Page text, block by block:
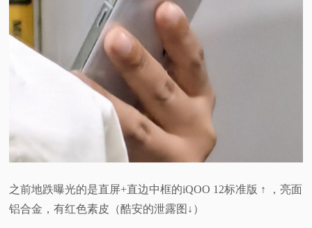
之前地跌曝光的是直屏+直边中框的iQOO 12标准版 ↑ ，亮面
铝合金，有红色素皮（酷安的泄露图↓）